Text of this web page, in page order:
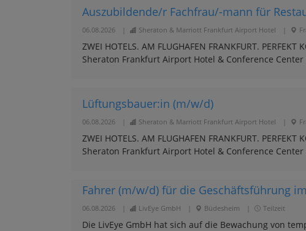
Auszubildende/r Fachfrau/-mann für
06.08.2026 Sheraton & Marriott Frankfurt Airport Hotel
ZWEI HOTELS. AM FLUGHAFEN FRANKFURT.
Sheraton Frankfurt Airport Hotel & Conference
Lüftungsbauer:in (m/w/d)
06.08.2026 Sheraton & Marriott Frankfurt Airport Hotel
ZWEI HOTELS. AM FLUGHAFEN FRANKFURT.
Sheraton Frankfurt Airport Hotel & Conference
Fahrer (m/w/d) für die Geschäftsführung
06.08.2026 LivEye GmbH Büdesheim Teilzeit
Die LivEye GmbH hat sich auf die Bewachung von